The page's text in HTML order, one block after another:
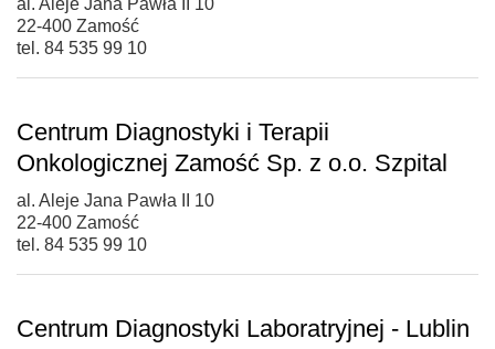
22-400 Zamość
tel. 84 535 99 10
Centrum Diagnostyki i Terapii
Onkologicznej Zamość Sp. z o.o. Szpital
al. Aleje Jana Pawła II 10
22-400 Zamość
tel. 84 535 99 10
Centrum Diagnostyki Laboratryjnej - Lublin